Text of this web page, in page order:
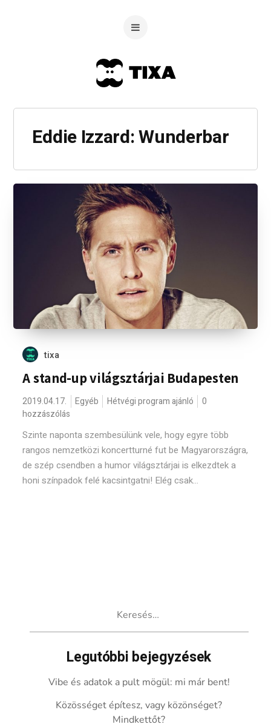
Eddie Izzard: Wunderbar
tixa
A stand-up világsztárjai Budapesten
2019.04.17. Egyéb Hétvégi program ajánló
0
hozzászólás
Szinte naponta szembesülünk vele, hogy egyre több
rangos nemzetközi koncertturné fut be Magyarországra,
de szép csendben a humor világsztárjai is elkezdtek a
honi színpadok felé kacsintgatni! Elég csak...
Legutóbbi bejegyzések
Vibe és adatok a pult mögül: mi már bent!
Közösséget építesz, vagy közönséget?
Mindkettőt?